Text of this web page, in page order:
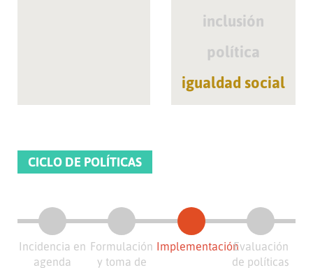
inclusión
política
igualdad social
CICLO DE POLÍTICAS
Incidencia en
agenda
Formulación
y toma de
ImplementaciónEvaluación
de políticas